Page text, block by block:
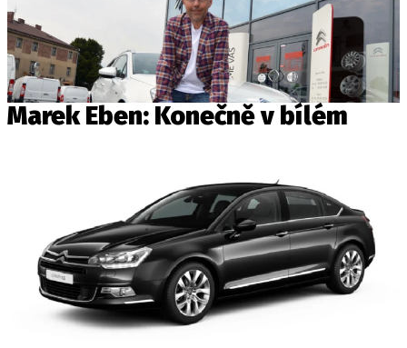
Marek Eben: Konečně v bílém